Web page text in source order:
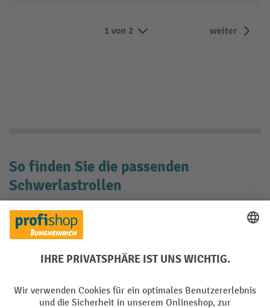
1 von 2 weiter
So finden Sie die passenden
Schwerlastrollen
Inhaltsverzeichnis